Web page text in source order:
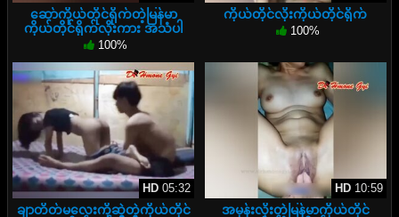
ဆော်ကိုယ်တိုင်ရိုက်တဲ့မြန်မာ
ကိုယ်တိုင်ရိုက်လိုးကား အသံပါ
100%
ကိုယ်တိုင်လိုးကိုယ်တိုင်ရိုက်
100%
HD05:32
ချာတိတ်မလေးကိုဆွဲတဲ့ကိုယ်တိုင်
HD10:59
အမုန်းလိုးတဲ့မြန်မာကိုယ်တိုင်